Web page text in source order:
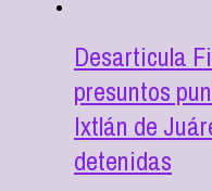
Desarticula
presuntos
Ixtlán de
detenidas